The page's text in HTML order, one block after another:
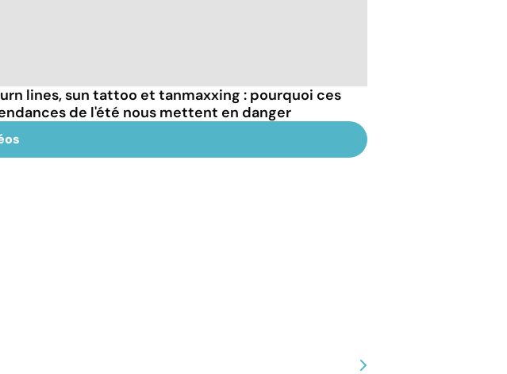
lines, sun tattoo et tanmaxxing : pourquoi ces
de l'été nous mettent en danger